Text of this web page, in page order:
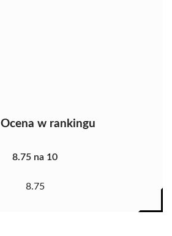
Ocena w rankingu
8.75 na 10
8.75